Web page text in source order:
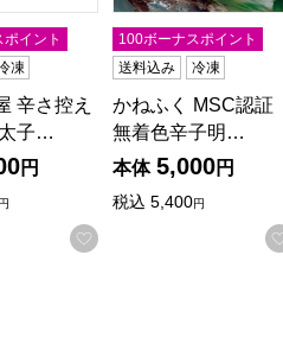
登録する
イント
凍
辛さ控え
子…
円
円
お気に入りに登録する
100ボーナスポイント
送料込み
冷凍
かねふく MSC認証
無着色辛子明…
本体 5,000円
税込 5,400円